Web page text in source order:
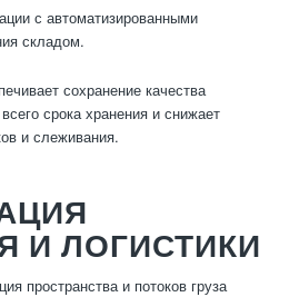
с автоматизированными
складом.
сохранение качества
срока хранения и снижает
и слеживания.
И ЛОГИСТИКИ
пространства и потоков груза